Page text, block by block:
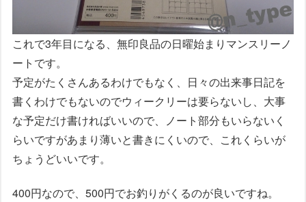
これで3年目になる、無印良品の日曜始まりマンスリーノ
ートです。
予定がたくさんあるわけでもなく、日々の出来事日記を
書くわけでもないのでウィークリーは要らないし、大事
な予定だけ書ければいいので、ノート部分もいらないく
らいですがあまり薄いと書きにくいので、これくらいが
ちょうどいいです。
400円なので、500円でお釣りがくるのが良いですね。